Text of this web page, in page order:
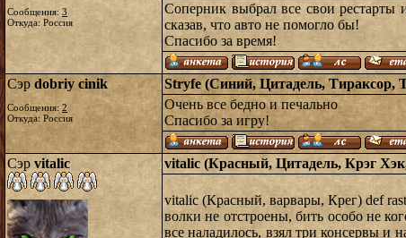
Сообщения: 3
Откуда: Россия
Соперник выбрал все свои рестарты
сказав, что авто не помогло бы!
Спасибо за время!
Сэр dobriy cinik
Сообщения: 2
Откуда: Россия
Stryfe (Синий, Цитадель, Тираксор,
Очень все бедно и печально
Спасибо за игру!
Сэр vitalic vitalic (Красный, Цитадель, Крэг
vitalic (Красный, варвары, Крег) def
волки не отстроены, бить особо не
все наладилось, взял три консервы и